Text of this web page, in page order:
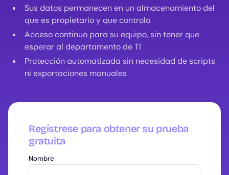
Sus datos permanecen en un almacenamiento del
que es propietario y que controla
Acceso continuo para su equipo, sin tener que
esperar al departamento de TI
Protección automatizada sin necesidad de scripts
ni exportaciones manuales
Regístrese para obtener su prueba
gratuita
Nombre